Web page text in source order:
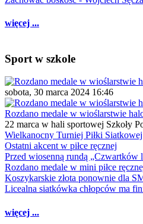
więcej ...
Sport w szkole
sobota, 30 marca 2024 16:46
Rozdano medale w wioślarstwie
22 marca w hali sportowej Szkoły
Wielkanocny Turniej Piłki
Ostatni akcent w piłce ręcznej
Przed wiosenną rundą „Czwartków
Rozdano medale w mini piłce
Koszykarskie złota ponownie dla
Licealna siatkówka chłopców ma
więcej ...